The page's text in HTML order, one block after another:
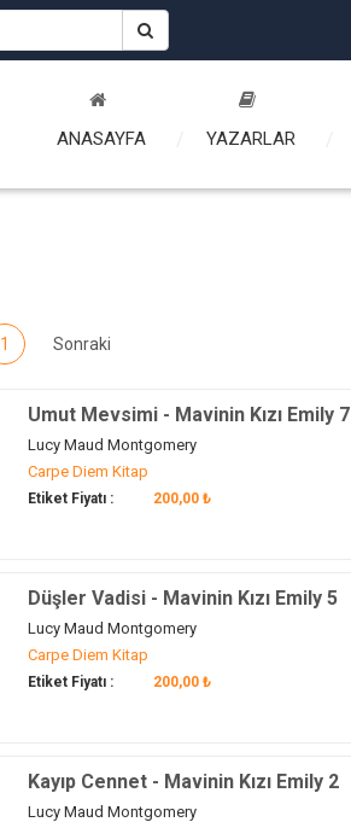
ANASAYFA YAZARLAR
1 Sonraki
Umut Mevsimi - Mavinin Kızı Emily 7
Lucy Maud Montgomery
Carpe Diem Kitap
Etiket Fiyatı : 200,00 ₺
Düşler Vadisi - Mavinin Kızı Emily 5
Lucy Maud Montgomery
Carpe Diem Kitap
Etiket Fiyatı : 200,00 ₺
Kayıp Cennet - Mavinin Kızı Emily 2
Lucy Maud Montgomery